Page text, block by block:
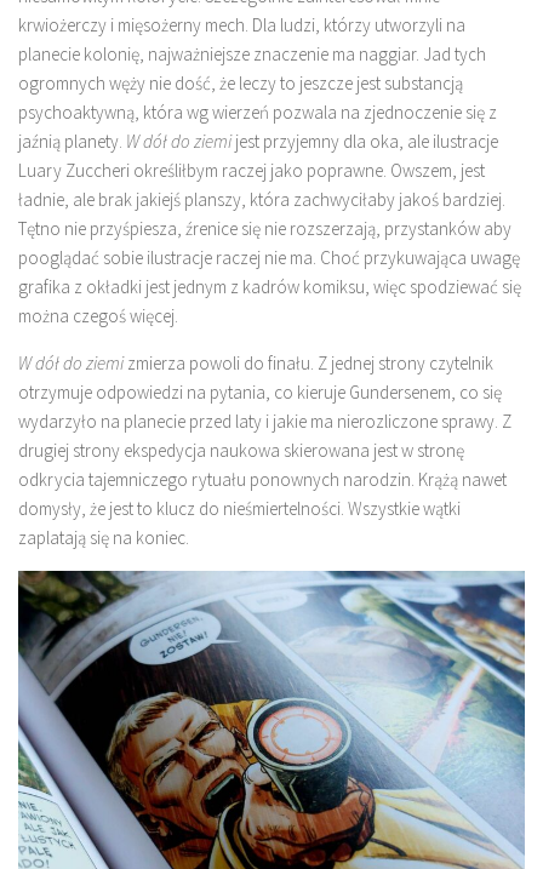
krwiożerczy i mięsożerny mech. Dla ludzi, którzy utworzyli na
planecie kolonię, najważniejsze znaczenie ma naggiar. Jad tych
ogromnych węży nie dość, że leczy to jeszcze jest substancją
psychoaktywną, która wg wierzeń pozwala na zjednoczenie się z
jaźnią planety. W dół do ziemijest przyjemny dla oka, ale ilustracje
Luary Zuccheri określiłbym raczej jako poprawne. Owszem, jest
ładnie, ale brak jakiejś planszy, która zachwyciłaby jakoś bardziej.
Tętno nie przyśpiesza, źrenice się nie rozszerzają, przystanków aby
pooglądać sobie ilustracje raczej nie ma. Choć przykuwająca uwagę
grafika z okładki jest jednym z kadrów komiksu, więc spodziewać się
można czegoś więcej.
W dół do ziemizmierza powoli do finału. Z jednej strony czytelnik
otrzymuje odpowiedzi na pytania, co kieruje Gundersenem, co się
wydarzyło na planecie przed laty i jakie ma nierozliczone sprawy. Z
drugiej strony ekspedycja naukowa skierowana jest w stronę
odkrycia tajemniczego rytuału ponownych narodzin. Krążą nawet
domysły, że jest to klucz do nieśmiertelności. Wszystkie wątki
zaplatają się na koniec.